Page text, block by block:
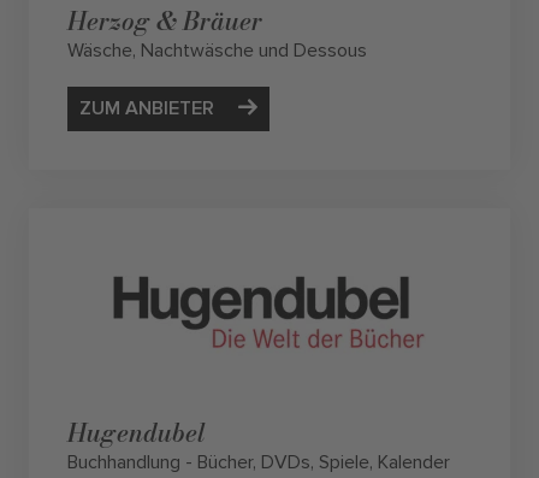
Herzog & Bräuer
Wäsche, Nachtwäsche und Dessous
ZUM ANBIETER
Hugendubel
Buchhandlung - Bücher, DVDs, Spiele, Kalender